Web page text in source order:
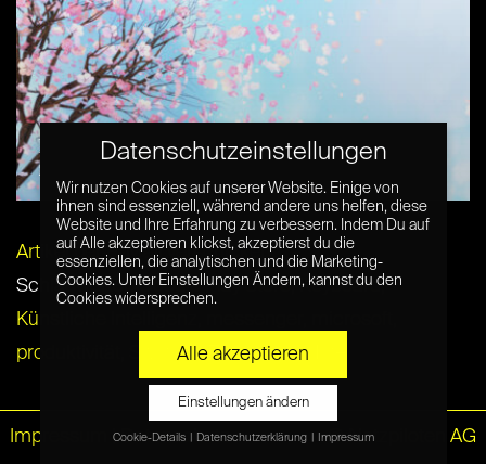
Die zehn besten Animes auf Crunchyroll
zum bingen
Artikel per E-Mail verschicken
Schlagwörter:Google Play Store,Keyboard,
Künstliche Intelligenz
produktivität
SwiftKey, Tastatur,update
Impressum |Datenschutz © Netzpiloten AG
Datenschutzeinstellungen
Wir nutzen Cookies auf unserer Website. Einige von
ihnen sind essenziell, während andere uns helfen, diese
Website und Ihre Erfahrung zu verbessern. Indem Du auf
auf Alle akzeptieren klickst, akzeptierst du die
essenziellen, die analytischen und die Marketing-
Cookies. Unter Einstellungen Ändern, kannst du den
Cookies widersprechen.
Alle akzeptieren
Einstellungen ändern
Cookie-Details Datenschutzerklärung Impressum